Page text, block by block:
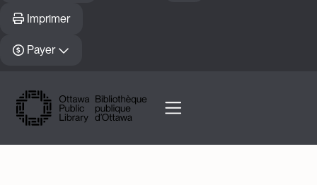
Imprimer
Payer